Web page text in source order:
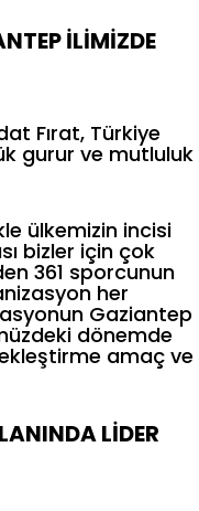
İLİMİZDE
Fırat, Türkiye
gurur ve mutluluk
ülkemizin incisi
bizler için çok
361 sporcunun
her
Gaziantep
dönemde
amaç ve
LİDER